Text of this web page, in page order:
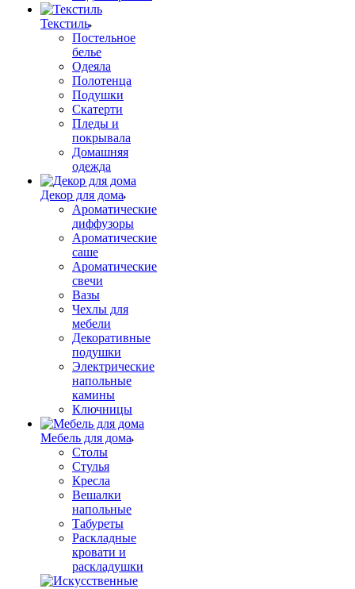
Текстиль
Постельное
белье
Одеяла
Полотенца
Подушки
Скатерти
Пледы и
покрывала
Домашняя
одежда
Декор для дома
Ароматические
диффузоры
Ароматические
саше
Ароматические
свечи
Вазы
Чехлы для
мебели
Декоративные
подушки
Электрические
напольные
камины
Ключницы
Мебель для дома
Столы
Стулья
Кресла
Вешалки
напольные
Табуреты
Раскладные
кровати и
раскладушки